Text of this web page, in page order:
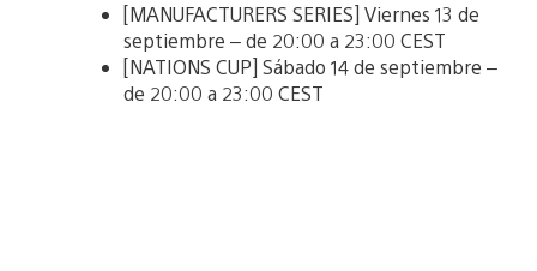
[MANUFACTURERS SERIES] Viernes 13 de
septiembre – de 20:00 a 23:00 CEST
[NATIONS CUP] Sábado 14 de septiembre –
de 20:00 a 23:00 CEST